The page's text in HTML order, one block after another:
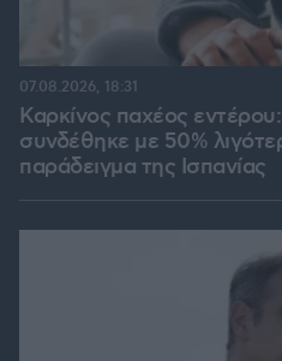
Καρκίνος παχέος
συνδέθηκε με 50%
παράδειγμα της Ισπανίας
07.08.2026, 18:31